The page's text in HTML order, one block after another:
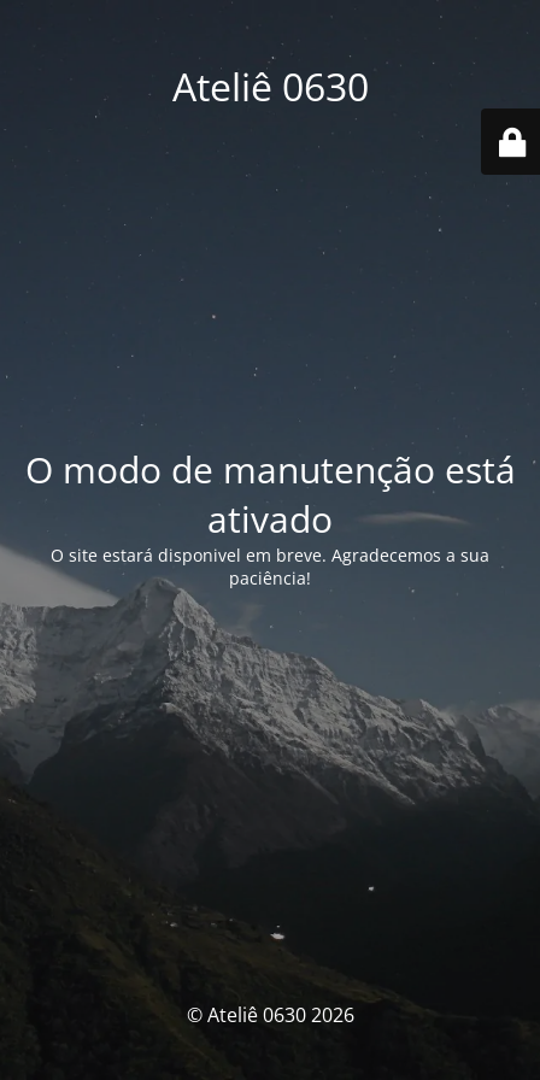
Ateliê 0630
O modo de manutenção está
ativado
O site estará disponivel em breve. Agradecemos a sua
paciência!
© Ateliê 0630 2026